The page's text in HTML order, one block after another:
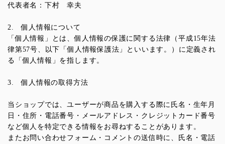
代表者名：下村 幸夫
2. 個人情報について
「個人情報」とは、個人情報の保護に関する法律（平成15年法
律第57号、以下「個人情報保護法」といいます。）に定義され
る「個人情報」を指します。
3. 個人情報の取得方法
当ショップでは、ユーザーが商品を購入する際に氏名・生年月
日・住所・電話番号・メールアドレス・クレジットカード番号
など個人を特定できる情報をお尋ねすることがあります。
またお問い合わせフォーム・コメントの送信時に、氏名・電話